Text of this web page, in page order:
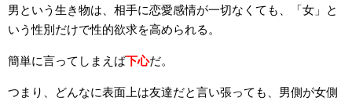
男という生き物は、相手に恋愛感情が一切なくても、「女」と
いう性別だけで性的欲求を高められる。
簡単に言ってしまえば下心だ。
つまり、どんなに表面上は友達だと言い張っても、男側が女側